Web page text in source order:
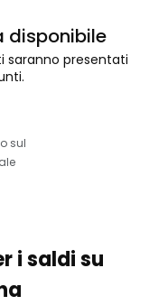
disponibile
saranno presentati
sul
i saldi su